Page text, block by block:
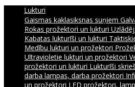
Lukturi
Gaismas kaklasiksnas suņiem
Rokas prožektori un lukturi
Kabatas lukturīši un lukturi
Medību lukturi un prožektori
Ultravioletie lukturi un prožektori
prožektori un lukturi Lukturīši
darba lampas, darba prožektori
un prožektori LED prožektori,